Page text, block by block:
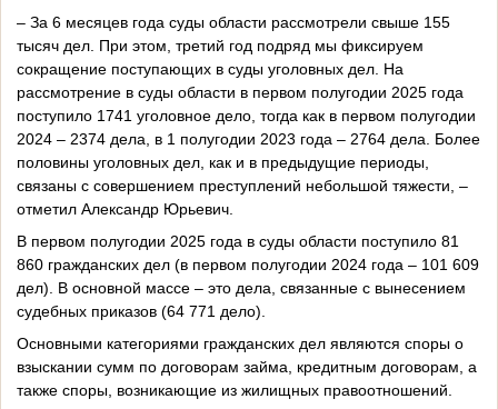
– За 6 месяцев года суды области рассмотрели свыше 155
тысяч дел. При этом, третий год подряд мы фиксируем
сокращение поступающих в суды уголовных дел. На
рассмотрение в суды области в первом полугодии 2025 года
поступило 1741 уголовное дело, тогда как в первом полугодии
2024 – 2374 дела, в 1 полугодии 2023 года – 2764 дела. Более
половины уголовных дел, как и в предыдущие периоды,
связаны с совершением преступлений небольшой тяжести, –
отметил Александр Юрьевич.
В первом полугодии 2025 года в суды области поступило 81
860 гражданских дел (в первом полугодии 2024 года – 101 609
дел). В основной массе – это дела, связанные с вынесением
судебных приказов (64 771 дело).
Основными категориями гражданских дел являются споры о
взыскании сумм по договорам займа, кредитным договорам, а
также споры, возникающие из жилищных правоотношений.